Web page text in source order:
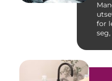
for